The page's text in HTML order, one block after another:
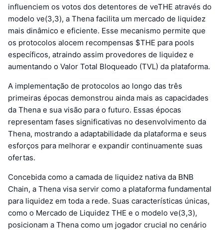
influenciem os votos dos detentores de veTHE através do
modelo ve(3,3), a Thena facilita um mercado de liquidez
mais dinâmico e eficiente. Esse mecanismo permite que
os protocolos alocem recompensas $THE para pools
específicos, atraindo assim provedores de liquidez e
aumentando o Valor Total Bloqueado (TVL) da plataforma.
A implementação de protocolos ao longo das três
primeiras épocas demonstrou ainda mais as capacidades
da Thena e sua visão para o futuro. Essas épocas
representam fases significativas no desenvolvimento da
Thena, mostrando a adaptabilidade da plataforma e seus
esforços para melhorar e expandir continuamente suas
ofertas.
Concebida como a camada de liquidez nativa da BNB
Chain, a Thena visa servir como a plataforma fundamental
para liquidez em toda a rede. Suas características únicas,
como o Mercado de Liquidez THE e o modelo ve(3,3),
posicionam a Thena como um jogador crucial no cenário